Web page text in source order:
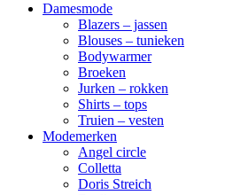
Damesmode
Blazers – jassen
Blouses – tunieken
Bodywarmer
Broeken
Jurken – rokken
Shirts – tops
Truien – vesten
Modemerken
Angel circle
Colletta
Doris Streich